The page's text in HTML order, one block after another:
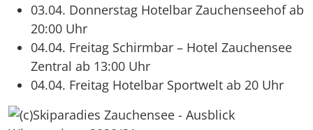
03.04. Donnerstag Hotelbar Zauchenseehof ab
20:00 Uhr
04.04. Freitag Schirmbar – Hotel Zauchensee
Zentral ab 13:00 Uhr
04.04. Freitag Hotelbar Sportwelt ab 20 Uhr